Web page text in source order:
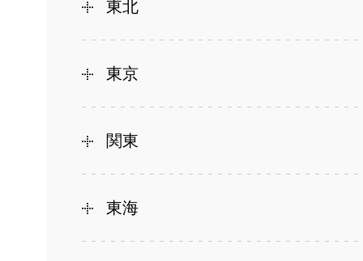
東北
東京
関東
東海